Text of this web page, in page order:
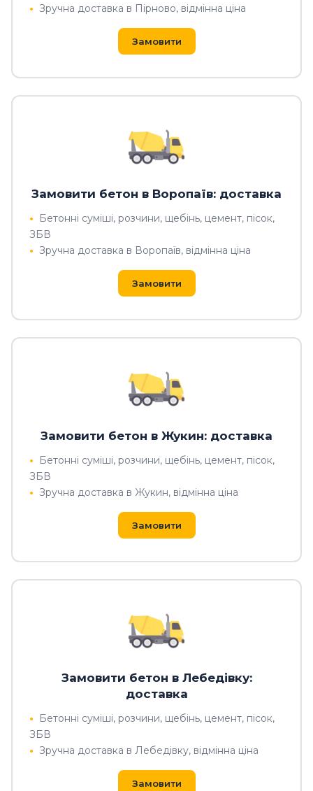
Зручна доставка в Пірново, відмінна ціна
Замовити
Замовити бетон в Воропаїв: доставка
Бетонні суміші, розчини, щебінь, цемент, пісок,
ЗБВ
Зручна доставка в Воропаїв, відмінна ціна
Замовити
Замовити бетон в Жукин: доставка
Бетонні суміші, розчини, щебінь, цемент, пісок,
ЗБВ
Зручна доставка в Жукин, відмінна ціна
Замовити
Замовити бетон в Лебедівку:
доставка
Бетонні суміші, розчини, щебінь, цемент, пісок,
ЗБВ
Зручна доставка в Лебедівку, відмінна ціна
Замовити